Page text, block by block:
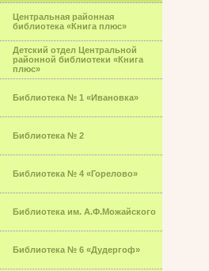
Центральная районная
библиотека «Книга плюс»
Детский отдел Центральной
районной библиотеки «Книга
плюс»
Библиотека № 1 «Ивановка»
Библиотека № 2
Библиотека № 4 «Горелово»
Библиотека им. А.Ф.Можайского
Библиотека № 6 «Дудергоф»